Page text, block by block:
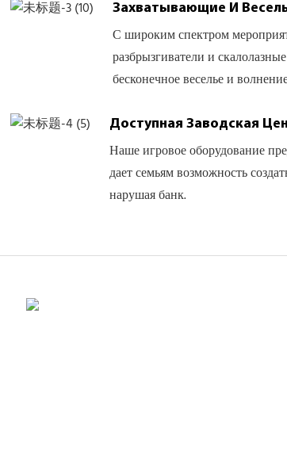
Захватывающие И
С широким спектром
разбрызгиватели и
бесконечное веселье и
Доступная Заводская
Наше игровое оборудование
дает семьям возможность
нарушая банк.